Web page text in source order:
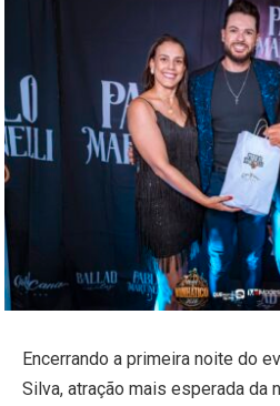
Encerrando a primeira noite do
Silva, atração mais esperada da